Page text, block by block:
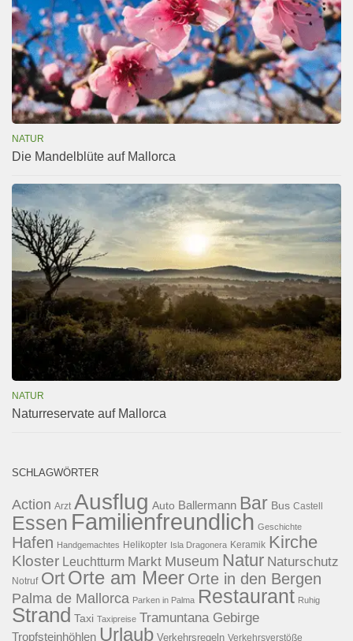
NATUR
Die Mandelblüte auf Mallorca
NATUR
Naturreservate auf Mallorca
SCHLAGWÖRTER
Action Arzt Ausflug Auto Ballermann Bar Bus Castell
Essen Familienfreundlich Geschichte
Hafen Handgemachtes Helikopter Isla Dragonera Keramik Kirche
Kloster Leuchtturm Markt Museum Natur Naturschutz
Notruf Ort Orte am Meer Orte in den Bergen
Palma de Mallorca Parken in Palma Restaurant Ruhig
Strand Taxi Taxipreise Tramuntana Gebirge
Tropfsteinhöhlen Urlaub Verkehrsregeln Verkehrsverstöße